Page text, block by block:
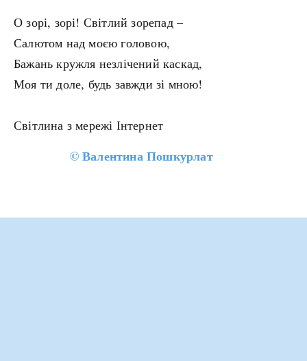
О зорі, зорі! Світлий зорепад –
Салютом над моєю головою,
Бажань кружля незлічений каскад,
Моя ти доле, будь завжди зі мною!
Світлина з мережі Інтернет
©Валентина Пошкурлат